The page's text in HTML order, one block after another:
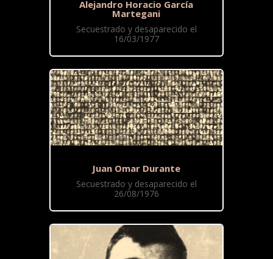
Alejandro Horacio García
Martegani
Secuestrado y desaparecido el
16/03/1977
Juan Omar Durante
Secuestrado y desaparecido el
26/08/1976